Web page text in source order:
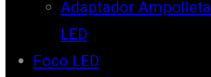
Adaptador Ampolleta
LED
Foco LED